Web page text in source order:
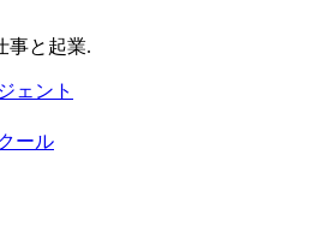
事と起業.
ェント
ール